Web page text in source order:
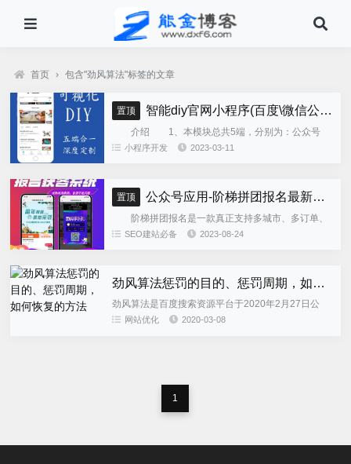
首页 › 包含"劲风算法"标签的文章
置顶 智能diy官网小程序(百度\微信公众号\微信小程序\支付宝\抖音小程序)独立版
介绍 1、本模块总共5端，分别为：公众号
h5、微信小程序、百度小程序、支付宝小程序、......
小程序开发 2023-03-11
置顶 公众号应用-阶梯拼团报名最新版本源码程序
阶梯拼团报名是一款真正支持多城市、多订单、
全供应链商业模式，订单统计、核销、一键导出等强
SEO建站必备 2023-08-24
劲风算法惩罚的目的、惩罚周期，如何恢复的方法
劲风算法是百度搜索资源平台于2020年2月27日公
布，并宣布近期会上线的一个反作弊算法，本文针对
网站优化 2020-03-08
1